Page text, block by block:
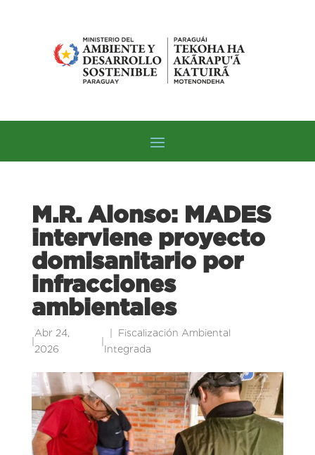
M.R. Alonso: MADES
interviene proyecto
domisanitario por
infracciones
ambientales
|
Abr 24,
2026
|
Fiscalización Ambiental
Integrada